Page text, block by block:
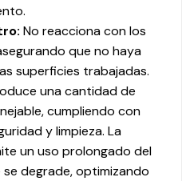
No reacciona con los
que no haya
superficies trabajadas.
una cantidad de
cumpliendo con
y limpieza. La
un uso prolongado del
degrade, optimizando